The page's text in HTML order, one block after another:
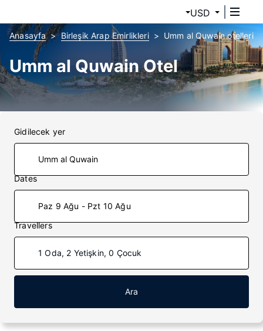
USD
Anasayfa Birleşik Arap Emirlikleri Umm al Quwain otelleri
Umm al Quwain Otel
Gidilecek yer
Dates
Paz 9 Ağu - Pzt 10 Ağu
Travellers
1 Oda, 2 Yetişkin, 0 Çocuk
Ara